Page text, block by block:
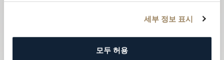
세부 정보 표시
모두 허용